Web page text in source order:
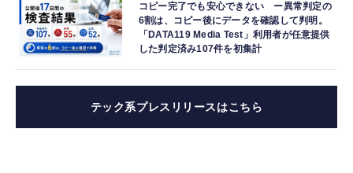
コピー完了でも安心できない ー異常判定の
6割は、コピー後にデータを確認して判明。
「DATA119 Media Test」利用者が任意提供
した判定済み107件を初集計
テック系プレスリリースはこちら